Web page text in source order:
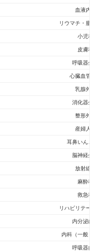
血液内科
リウマチ・膠
小児科
皮膚科
呼吸器外
心臓血管
乳腺外科
消化器外
整形外科
産婦人科
耳鼻いんこ
脳神経外
放射線科
麻酔科
救急科
リハビリテー
内分泌内
内科（一般・
呼吸器内